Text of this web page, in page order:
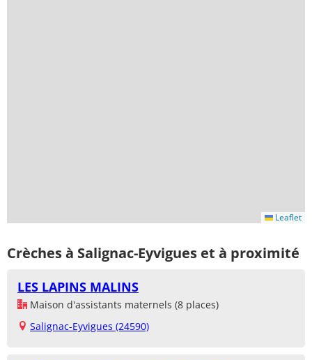
Leaflet
Crèches à Salignac-Eyvigues et à proximité
LES LAPINS MALINS
Maison d'assistants maternels (8 places)
Salignac-Eyvigues (24590)